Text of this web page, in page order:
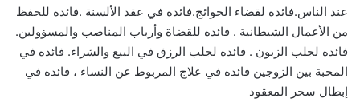
عند الناس.فائده لقضاء الحوائج.فائده في عقد الألسنة .فائده للحفظ
من الأعمال الشيطانية . فائده للقضاة وأرباب المناصب والمسؤولين.
فائده لجلب الزبون . فائده لجلب الرزق في البيع والشراء. فائده في
المحبة بين الزوجين فائده في علاج المربوط عن النساء ، فائده في
إبطال سحر المعقود